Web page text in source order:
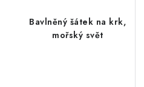
Bavlněný šátek na krk,
mořský svět